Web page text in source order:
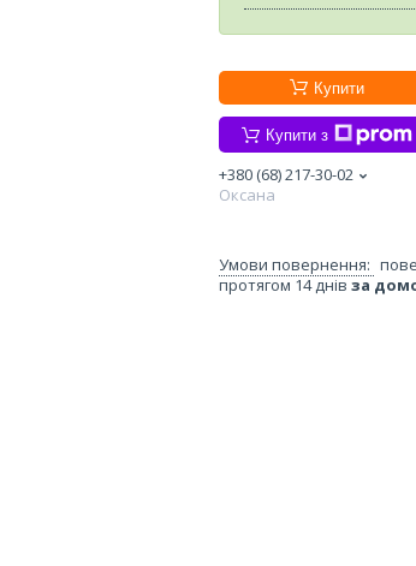
Купити
Купити з
+380 (68) 217-30-02
Оксана
протягом 14 днів за